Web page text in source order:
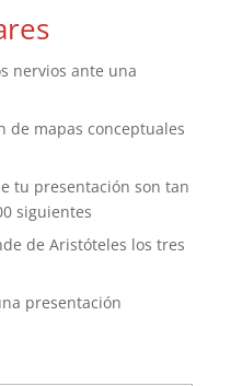
nervios ante una
de mapas conceptuales
tu presentación son tan
siguientes
de Aristóteles los tres
presentación